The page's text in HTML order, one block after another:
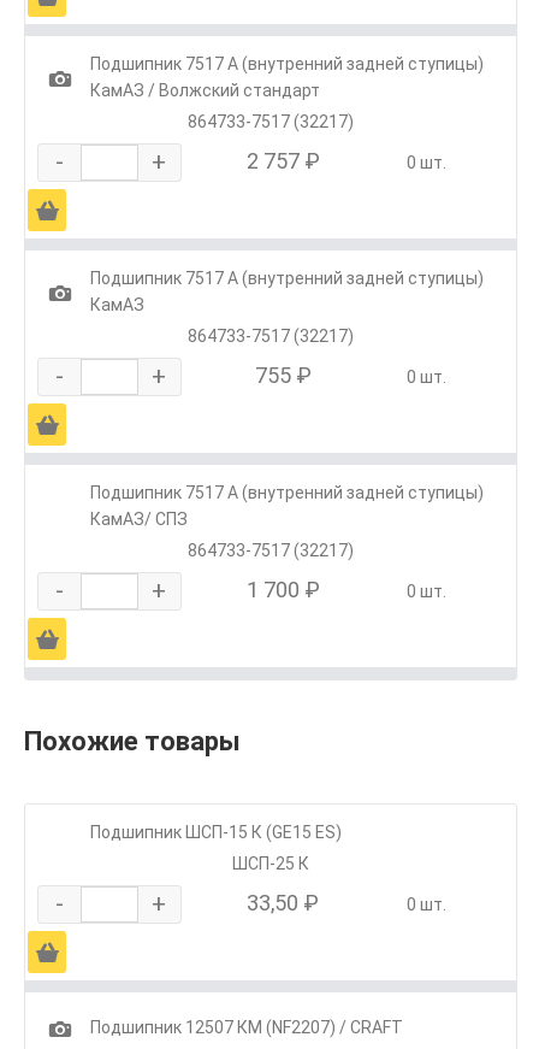
1
Подшипник 7517 А (внутренний задней ступицы)
КамАЗ / Волжский стандарт
864733-7517 (32217)
- + 2 757 ₽ 0 шт.
Ä
1
Подшипник 7517 А (внутренний задней ступицы)
КамАЗ
864733-7517 (32217)
- + 755 ₽ 0 шт.
Ä
Подшипник 7517 А (внутренний задней ступицы)
КамАЗ/ СПЗ
864733-7517 (32217)
- + 1 700 ₽ 0 шт.
Ä
Похожие товары
Подшипник ШСП-15 К (GE15 ES)
ШСП-25 К
- + 33,50 ₽ 0 шт.
Ä
1
Подшипник 12507 КМ (NF2207) / CRAFT